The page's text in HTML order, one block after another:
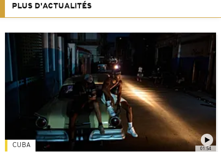
PLUS D'ACTUALITÉS
01:54
CUBA